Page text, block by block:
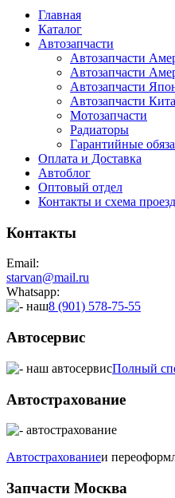
Главная
Каталог
Автозапчасти
Автозапчасти
Автозапчасти
Автозапчасти
Автозапчасти
Мотозапчасти
Радиаторы
Гарантийные
Оплата и Доставка
Автоблог
Оптовый отдел
Контакты и схема
Контакты
Email:
starvan@mail.ru
Whatsapp:
8 (901) 578-75-55
Автосервис
Полный
Автострахование
Автострахованиеи
Запчасти Москва